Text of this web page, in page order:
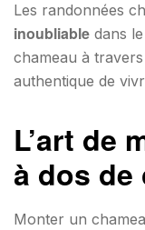
Les randonnées
inoubliable dans
chameau à
authentique de
L’art de
à dos de
Monter un